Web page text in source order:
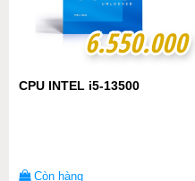
6.550.000
6.550.000
CPU INTEL i5-13500
Còn hàng